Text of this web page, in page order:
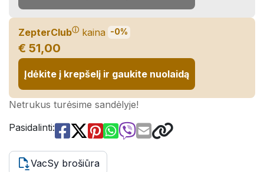
ZepterClubⓘ kaina -0%
€ 51,00
Įdėkite į krepšelį ir gaukite nuolaidą
Netrukus turėsime sandėlyje!
Pasidalinti:
VacSy brošiūra